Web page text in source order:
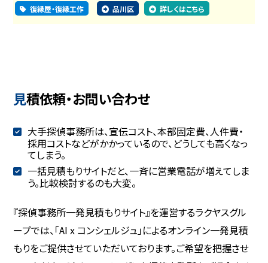
復縁屋・復縁工作 品川区 詳しくはこちら
見積依頼・お問い合わせ
大手探偵事務所は、宣伝コスト、本部固定費、人件費・
採用コストなどがかかっているので、どうしても高くなっ
てしまう。
一括見積もりサイトだと、一斉に営業電話が増えてしま
う。比較検討するのも大変。
『探偵事務所一発見積もりサイト』を運営するラクヤスグル
ープでは、「AI x コンシェルジュ」によるオンライン一発見積
もりをご提供させていただいております。ご希望を把握させ